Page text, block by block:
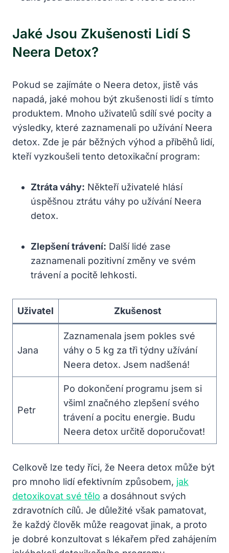
Jaké Jsou Zkušenosti Lidí S
Neera Detox?
Pokud se zajímáte o Neera detox, jistě vás
napadá, jaké mohou být zkušenosti lidí s tímto
produktem. Mnoho uživatelů sdílí své pocity a
výsledky, které zaznamenali po užívání Neera
detox. Zde je pár běžných výhod a příběhů lidí,
kteří vyzkoušeli tento detoxikační program:
Ztráta váhy: Někteří uživatelé hlásí
úspěšnou ztrátu váhy po užívání Neera
detox.
Zlepšení trávení: Další lidé zase
zaznamenali pozitivní změny ve svém
trávení a pocitě lehkosti.
Uživatel Zkušenost
Jana
Zaznamenala jsem pokles své
váhy o 5 kg za tři týdny užívání
Neera detox. Jsem nadšená!
Petr
Po dokončení programu jsem si
všiml značného zlepšení svého
trávení a pocitu energie. Budu
Neera detox určitě doporučovat!
Celkově lze tedy říci, že Neera detox může být
pro mnoho lidí efektivním způsobem, jak
detoxikovat své tělo a dosáhnout svých
zdravotních cílů. Je důležité však pamatovat,
že každý člověk může reagovat jinak, a proto
je dobré konzultovat s lékařem před zahájením